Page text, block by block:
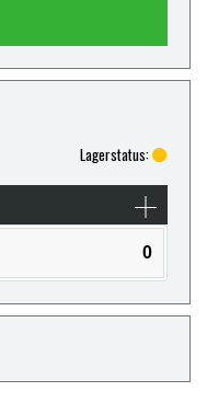
Lagerstatus:
0